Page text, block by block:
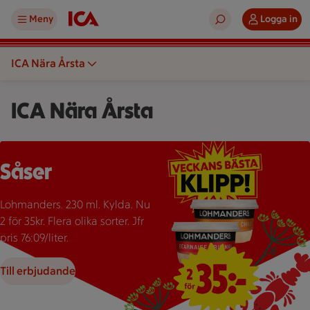
Meny Logga in
ICA Nära Årsta
ICA Nära Årsta
Två burkar Lohmanders sås med texten "2 för 35:-" som
Såser
Lohmanders. 230 ml. Kylda. Nu
2 för 35kr. Flera olika sorter. Jfr
pris 76:09/liter.
Till erbjudande